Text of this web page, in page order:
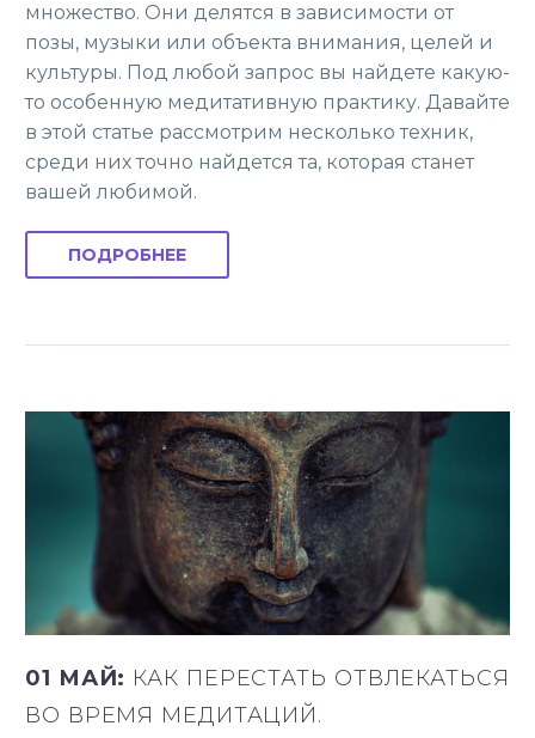
множество. Они делятся в зависимости от
позы, музыки или объекта внимания, целей и
культуры. Под любой запрос вы найдете какую-
то особенную медитативную практику. Давайте
в этой статье рассмотрим несколько техник,
среди них точно найдется та, которая станет
вашей любимой.
ПОДРОБНЕЕ
01 МАЙ: КАК ПЕРЕСТАТЬ ОТВЛЕКАТЬСЯ
ВО ВРЕМЯ МЕДИТАЦИЙ.